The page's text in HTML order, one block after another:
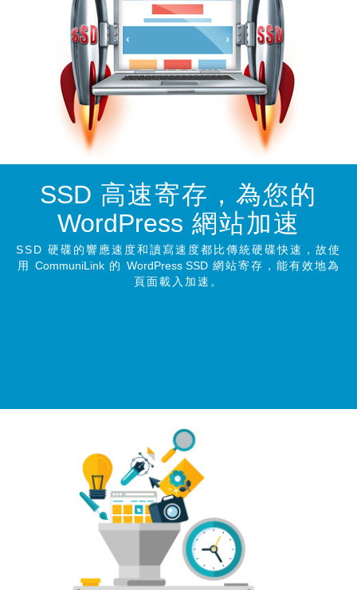
SSD 高速寄存，為您的
WordPress 網站加速
SSD 硬碟的響應速度和讀寫速度都比傳統硬碟快速，故使
用 CommuniLink的 WordPress SSD網站寄存，能有效地為
頁面載入加速。